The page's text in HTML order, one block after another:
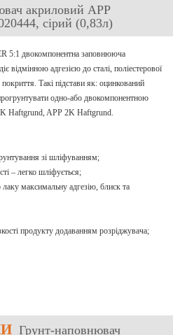
акриловий APP
сірий (0,83л)
5:1 двокомпонентна заповнююча
відмінною адгезією до сталі, поліестерової
Такі підстави як: оцинкований
одно-або двокомпонентною
Haftgrund, APP 2K Haftgrund.
зі шліфуванням;
– легко шліфується;
максимальну адгезію, блиск та
продукту додаванням розріджувача;
Грунт-наповнювач